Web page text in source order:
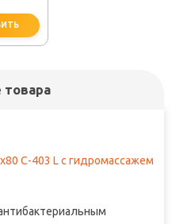
товара
C-403 L с гидромассажем